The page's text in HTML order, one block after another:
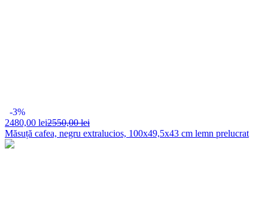
-3%
2480,00 lei2550,00 lei
Măsuță cafea, negru extralucios, 100x49,5x43 cm lemn prelucrat